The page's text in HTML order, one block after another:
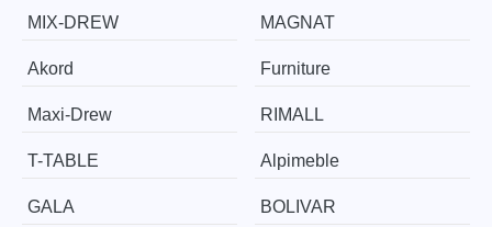
MIX-DREW MAGNAT
Akord Furniture
Maxi-Drew RIMALL
T-TABLE Alpimeble
GALA BOLIVAR